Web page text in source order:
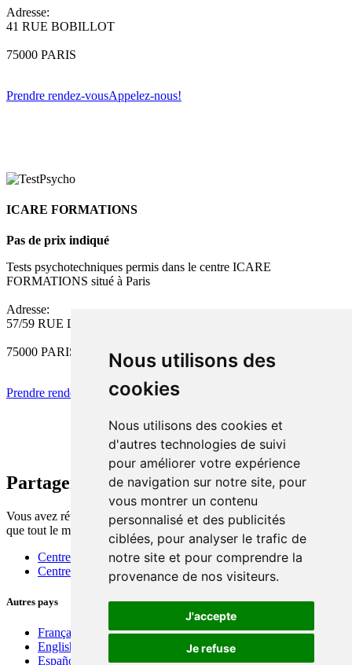
Nous utilisons des
cookies
Nous utilisons des cookies et
d'autres technologies de suivi
pour améliorer votre expérience
de navigation sur notre site, pour
vous montrer un contenu
personnalisé et des publicités
ciblées, pour analyser le trafic de
notre site et pour comprendre la
provenance de nos visiteurs.
J'accepte
Je refuse
Adresse:
41 RUE BOBILLOT
75000 PARIS
Prendre rendez-vousAppelez-nous!
ICARE FORMATIONS
Pas de prix indiqué
Tests psychotechniques permis dans le centre ICARE
FORMATIONS situé à Paris
Adresse:
57/59 RUE LACORDAIRE
75000 PARIS
Prendre rendez-vous Appelez-nous!
Partager cette page
Vous avez réussi grâce à nous? Faites partager cette application pour
que tout le monde puisse réussir!
Centres de tests psychotechniques en France
Centres de tests psychotechniques en Espagne
Autres pays
Français
English
Español